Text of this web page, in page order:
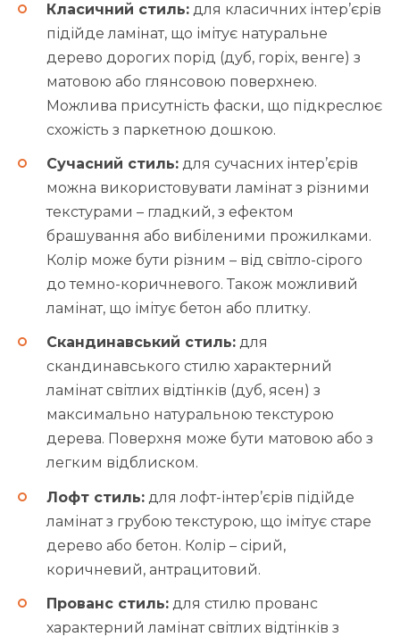
Класичний стиль: для класичних інтер’єрів
підійде ламінат, що імітує натуральне
дерево дорогих порід (дуб, горіх, венге) з
матовою або глянсовою поверхнею.
Можлива присутність фаски, що підкреслює
схожість з паркетною дошкою.
Сучасний стиль: для сучасних інтер’єрів
можна використовувати ламінат з різними
текстурами – гладкий, з ефектом
брашування або вибіленими прожилками.
Колір може бути різним – від світло-сірого
до темно-коричневого. Також можливий
ламінат, що імітує бетон або плитку.
Скандинавський стиль: для
скандинавського стилю характерний
ламінат світлих відтінків (дуб, ясен) з
максимально натуральною текстурою
дерева. Поверхня може бути матовою або з
легким відблиском.
Лофт стиль: для лофт-інтер’єрів підійде
ламінат з грубою текстурою, що імітує старе
дерево або бетон. Колір – сірий,
коричневий, антрацитовий.
Прованс стиль: для стилю прованс
характерний ламінат світлих відтінків з